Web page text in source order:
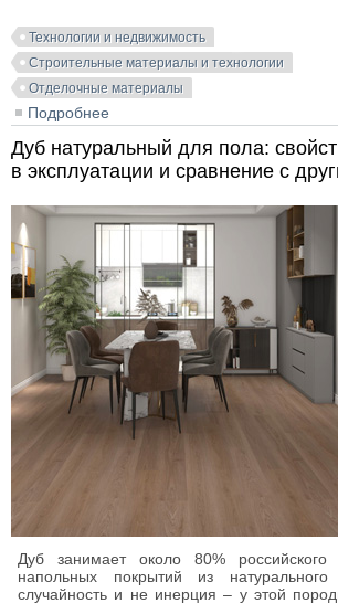
Технологии и недвижимость
Строительные материалы и технологии
Отделочные материалы
Подробнее
характеристики, монтаж
Дуб натуральный для пола:
в эксплуатации и сравнение с
Дуб занимает около 80%
напольных покрытий из
случайность и не инерция – у этой